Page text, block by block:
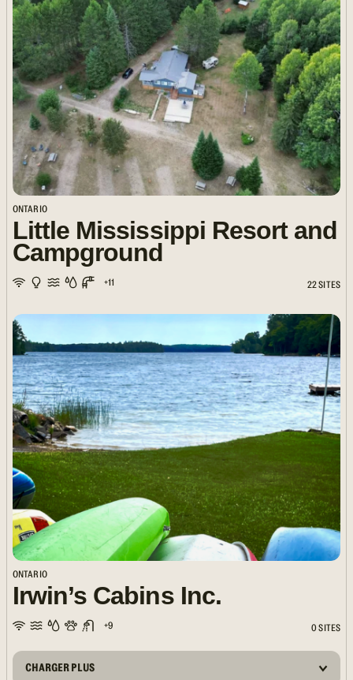
ONTARIO
Little Mississippi Resort and
Campground
+11 22 SITES
ONTARIO
Irwin’s Cabins Inc.
+9 0 SITES
CHARGER PLUS